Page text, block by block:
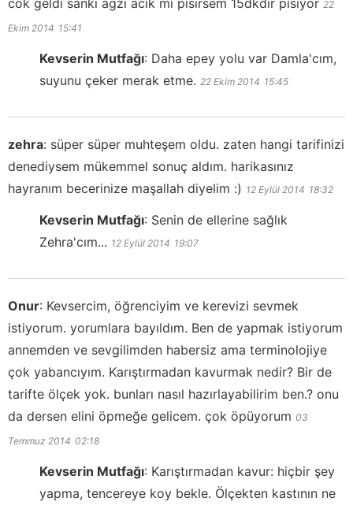
cok geldi sanki agzi acik mi pisirsem 15dkdir pisiyor 22
Ekim 2014 15:41
Kevserin Mutfağı: Daha epey yolu var Damla'cım,
suyunu çeker merak etme. 22 Ekim 2014 15:45
zehra: süper süper muhteşem oldu. zaten hangi tarifinizi
denediysem mükemmel sonuç aldım. harikasınız
hayranım becerinize maşallah diyelim :) 12 Eylül 2014 18:32
Kevserin Mutfağı: Senin de ellerine sağlık
Zehra'cım... 12 Eylül 2014 19:07
Onur: Kevsercim, öğrenciyim ve kerevizi sevmek
istiyorum. yorumlara bayıldım. Ben de yapmak istiyorum
annemden ve sevgilimden habersiz ama terminolojiye
çok yabancıyım. Karıştırmadan kavurmak nedir? Bir de
tarifte ölçek yok. bunları nasıl hazırlayabilirim ben.? onu
da dersen elini öpmeğe gelicem. çok öpüyorum 03
Temmuz 2014 02:18
Kevserin Mutfağı: Karıştırmadan kavur: hiçbir şey
yapma, tencereye koy bekle. Ölçekten kastının ne